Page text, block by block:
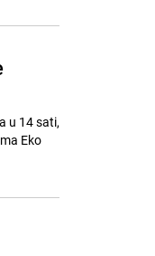
u 14 sati,
Eko